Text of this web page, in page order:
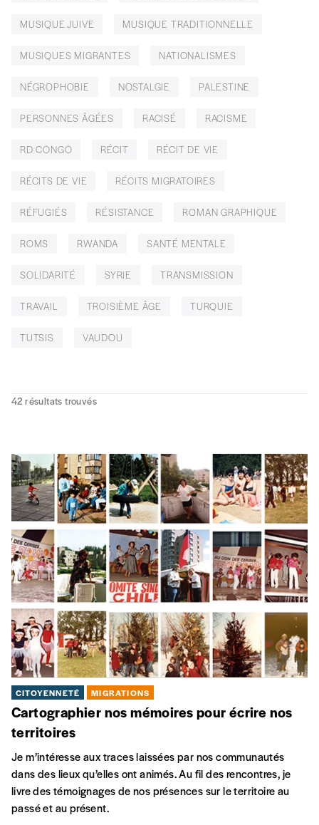
MUSIQUE JUIVE MUSIQUE TRADITIONNELLE
MUSIQUES MIGRANTES NATIONALISMES
NÉGROPHOBIE NOSTALGIE PALESTINE
PERSONNES ÂGÉES RACISÉ RACISME
RD CONGO RÉCIT RÉCIT DE VIE
RÉCITS DE VIE RÉCITS MIGRATOIRES
RÉFUGIÉS RÉSISTANCE ROMAN GRAPHIQUE
ROMS RWANDA SANTÉ MENTALE
SOLIDARITÉ SYRIE TRANSMISSION
TRAVAIL TROISIÈME ÂGE TURQUIE
TUTSIS VAUDOU
42 résultats trouvés
CITOYENNETÉ MIGRATIONS
Cartographier nos mémoires pour écrire nos
territoires
Je m’intéresse aux traces laissées par nos communautés
dans des lieux qu’elles ont animés. Au fil des rencontres, je
livre des témoignages de nos présences sur le territoire au
passé et au présent.